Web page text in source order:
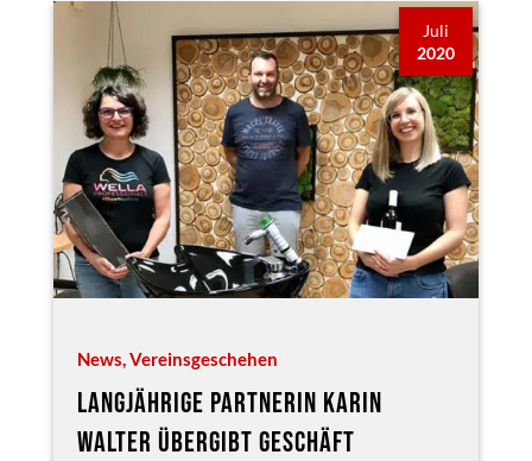
Juli
2020
News,Vereinsgeschehen
LANGJÄHRIGE PARTNERIN KARIN
WALTER ÜBERGIBT GESCHÄFT